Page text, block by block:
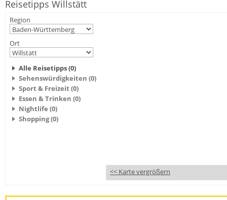
Reisetipps Willstätt
Region
Ort
Alle Reisetipps (0)
Sehenswürdigkeiten (0)
Sport & Freizeit (0)
Essen & Trinken (0)
Nightlife (0)
Shopping (0)
<< Karte vergrößern